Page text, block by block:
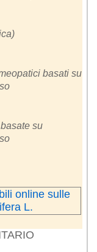
basati su
su
online sulle
L.